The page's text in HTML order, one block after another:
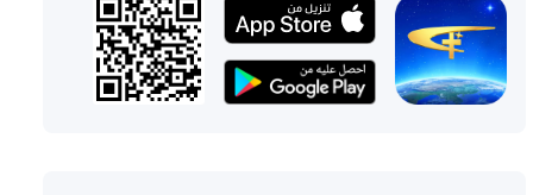
4:15
ترنيمة ورقصة – الآن وقد صرتَ معنا، يا
الله القدير